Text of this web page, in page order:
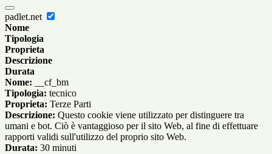
padlet.net
Nome
Tipologia
Proprieta
Descrizione
Durata
Nome: __cf_bm
Tipologia: tecnico
Proprieta: Terze Parti
Descrizione: Questo cookie viene utilizzato per distinguere tra
umani e bot. Ciò è vantaggioso per il sito Web, al fine di effettuare
rapporti validi sull'utilizzo del proprio sito Web.
Durata: 30 minuti